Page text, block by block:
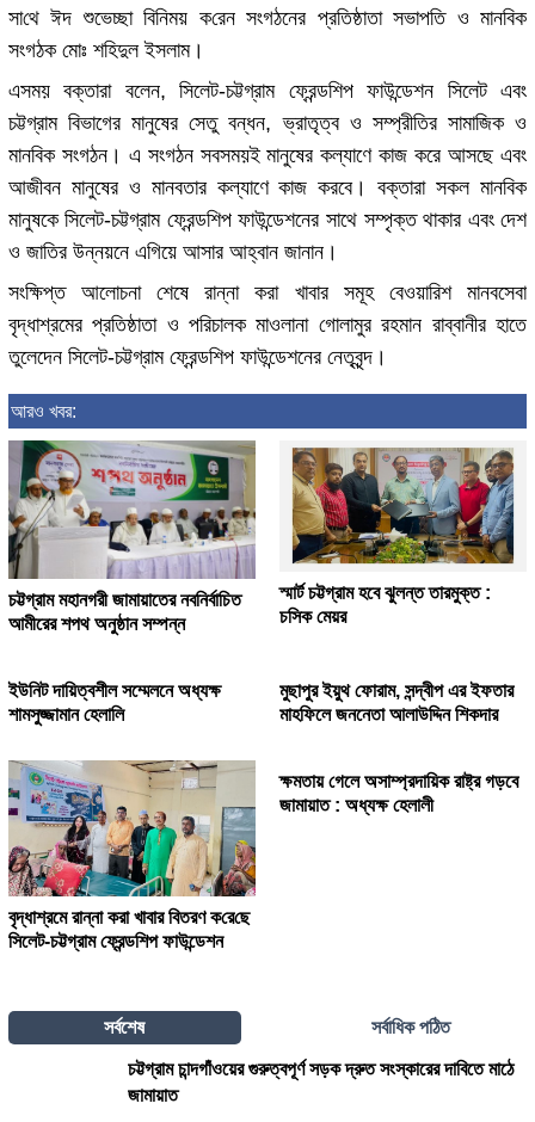
সা‌থে ঈদ শুভেচ্ছা বি‌নিময় ক‌রেন সংগঠনের প্রতিষ্ঠাতা সভাপতি ও মানবিক
সংগঠক মোঃ শহিদুল ইসলাম।
এসময় বক্তারা বলেন, সিলেট-চট্টগ্রাম ফ্রেন্ডশিপ ফাউন্ডেশন সিলেট এবং
চট্টগ্রাম বিভাগের মানুষের সেতু বন্ধন, ভ্রাতৃত্ব ও সম্প্রীতির সামাজিক ও
মানবিক সংগঠন। এ সংগঠন সবসময়ই মানুষের কল্যাণে কাজ করে আসছে এবং
আজীবন মানুষের ও মানবতার কল্যাণে কাজ করবে। বক্তারা সকল মানবিক
মানুষকে সিলেট-চট্টগ্রাম ফ্রেন্ডশিপ ফাউন্ডেশনের সাথে সম্পৃক্ত থাকার এবং দেশ
ও জাতির উন্নয়নে এগিয়ে আসার আহ্বান জানান।
সংক্ষিপ্ত আলোচনা শেষে রান্না করা খাবার সমূহ বেওয়ারিশ মানবসেবা
বৃদ্ধাশ্রমের প্রতিষ্ঠাতা ও পরিচালক মাওলানা গোলামুর রহমান রাব্বানীর হাতে
তুলেদেন সিলেট-চট্টগ্রাম ফ্রেন্ডশিপ ফাউন্ডেশনের নেতৃবৃন্দ।
আরও খবর:
চট্টগ্রাম মহানগরী জামায়াতের নবনির্বাচিত
আমীরের শপথ অনুষ্ঠান সম্পন্ন
স্মার্ট চট্টগ্রাম হবে ঝুলন্ত তারমুক্ত :
চসিক মেয়র
ইউনিট দায়িত্বশীল সম্মেলনে অধ্যক্ষ
শামসুজ্জামান হেলালি
মুছাপুর ইয়ুথ ফোরাম, সন্দ্বীপ এর ইফতার
মাহফিলে জননেতা আলাউদ্দিন শিকদার
বৃদ্ধাশ্রমে রান্না করা খাবার বিতরণ ক‌রে‌ছে
সিলেট-চট্টগ্রাম ফ্রেন্ডশিপ ফাউন্ডেশন
ক্ষমতায় গেলে অসাম্প্রদায়িক রাষ্ট্র গড়বে
জামায়াত : অধ্যক্ষ হেলালী
সর্বশেষ সর্বাধিক পঠিত
চট্টগ্রাম চান্দগাঁওয়ের গুরুত্বপূর্ণ সড়ক দ্রুত সংস্কারের দাবিতে মাঠে
জামায়াত